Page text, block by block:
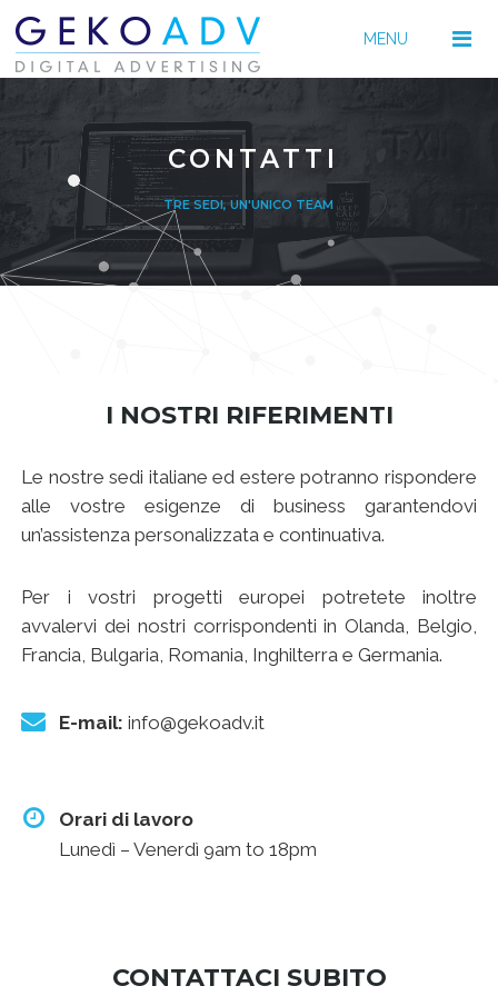
MENU
CONTATTI
TRE SEDI, UN'UNICO TEAM
I NOSTRI RIFERIMENTI
Le nostre sedi italiane ed estere potranno rispondere
alle vostre esigenze di business garantendovi
un’assistenza personalizzata e continuativa.
Per i vostri progetti europei potretete inoltre
avvalervi dei nostri corrispondenti in Olanda, Belgio,
Francia, Bulgaria, Romania, Inghilterra e Germania.
E-mail: info@gekoadv.it
Orari di lavoro
Lunedì – Venerdì 9am to 18pm
CONTATTACI SUBITO